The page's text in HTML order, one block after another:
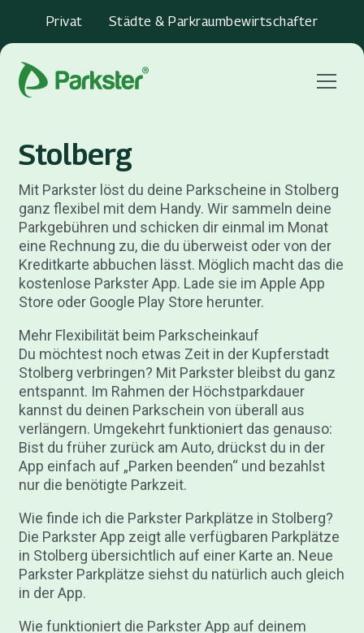
Privat Städte & Parkraumbewirtschafter
Menu
Stolberg
Mit Parkster löst du deine Parkscheine in Stolberg
ganz flexibel mit dem Handy. Wir sammeln deine
Parkgebühren und schicken dir einmal im Monat
eine Rechnung zu, die du überweist oder von der
Kreditkarte abbuchen lässt. Möglich macht das die
kostenlose Parkster App. Lade sie im Apple App
Store oder Google Play Store herunter.
Mehr Flexibilität beim Parkscheinkauf
Du möchtest noch etwas Zeit in der Kupferstadt
Stolberg verbringen? Mit Parkster bleibst du ganz
entspannt. Im Rahmen der Höchstparkdauer
kannst du deinen Parkschein von überall aus
verlängern. Umgekehrt funktioniert das genauso:
Bist du früher zurück am Auto, drückst du in der
App einfach auf „Parken beenden“ und bezahlst
nur die benötigte Parkzeit.
Wie finde ich die Parkster Parkplätze in Stolberg?
Die Parkster App zeigt alle verfügbaren Parkplätze
in Stolberg übersichtlich auf einer Karte an. Neue
Parkster Parkplätze siehst du natürlich auch gleich
in der App.
Wie funktioniert die Parkster App auf deinem